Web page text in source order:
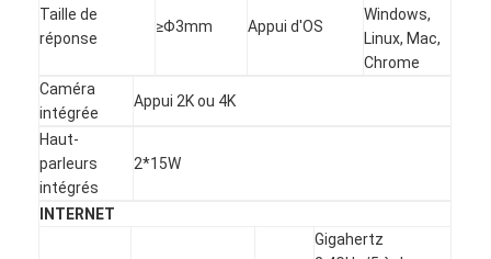
le projecteur
signalisation numérique
moniteur de publicité numérique
écran intelligent portable
Taille de
réponse
≥Φ3mm Appui d'OS
Windows,
Linux, Mac,
Chrome
Caméra
intégrée
Appui 2K ou 4K
Haut-
parleurs
intégrés
2*15W
INTERNET
Gigahertz